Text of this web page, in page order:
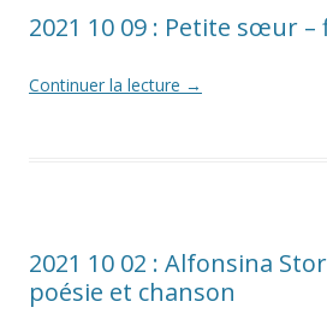
2021 10 09 : Petite sœur –
Continuer la lecture →
2021 10 02 : Alfonsina
poésie et chanson